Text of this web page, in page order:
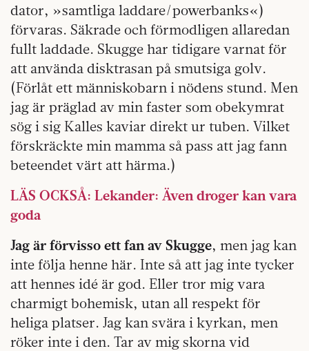
dator, »samtliga laddare/powerbanks«)
förvaras. Säkrade och förmodligen allaredan
fullt laddade. Skugge har tidigare varnat för
att använda disktrasan på smutsiga golv.
(Förlåt ett människobarn i nödens stund. Men
jag är präglad av min faster som obekymrat
sög i sig Kalles kaviar direkt ur tuben. Vilket
förskräckte min mamma så pass att jag fann
beteendet värt att härma.)
LÄS OCKSÅ: Lekander: Även droger kan vara
goda
Jag är förvisso ett fan av Skugge, men jag kan
inte följa henne här. Inte så att jag inte tycker
att hennes idé är god. Eller tror mig vara
charmigt bohemisk, utan all respekt för
heliga platser. Jag kan svära i kyrkan, men
röker inte i den. Tar av mig skorna vid